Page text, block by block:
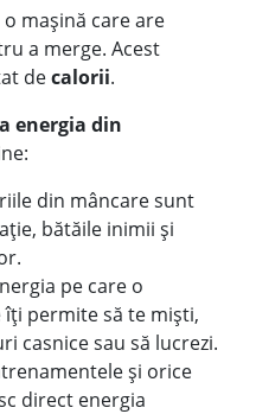
mașină care are
a merge. Acest
decalorii.
energia din
din mâncare sunt
bătăile inimii și
pe care o
permite să te miști,
casnice sau să lucrezi.
și orice
direct energia